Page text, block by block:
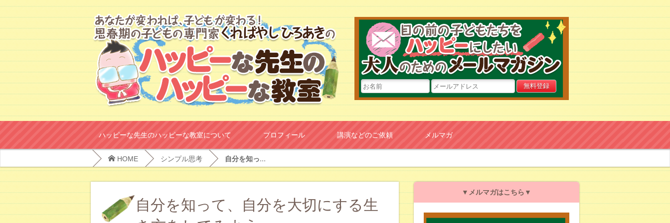
ハッピーな先生のハッピーな教室について プロフィール 講演などのご依頼 メルマガ
HOME シンプル思考 自分を知っ...
自分を知って、自分を大切にする生
▼メルマガはこちら▼